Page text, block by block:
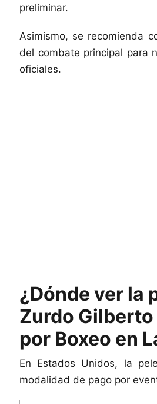
preliminar.
Asimismo, se recomienda
del combate principal para
oficiales.
¿Dónde ver la
Zurdo Gilberto
por Boxeo en
En Estados Unidos, la
modalidad de pago por